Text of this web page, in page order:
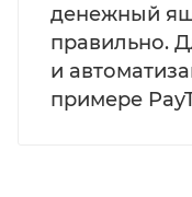
денежный
правильно.
и
примере